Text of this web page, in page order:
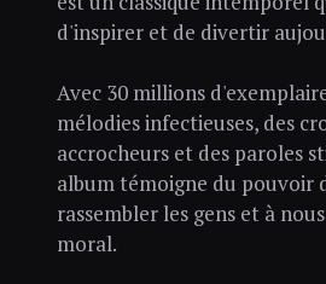
d'inspirer et de divertir
Avec 30 millions
mélodies infectieuses, des
accrocheurs et des paroles
album témoigne du pouvoir
rassembler les gens et à
moral.